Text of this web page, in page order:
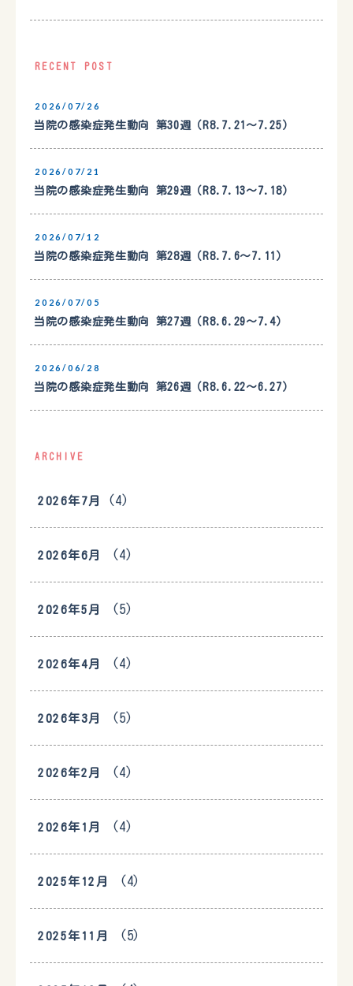
RECENT POST
2026/07/26
当院の感染症発生動向 第30週（R8.7.21〜7.25）
2026/07/21
当院の感染症発生動向 第29週（R8.7.13〜7.18）
2026/07/12
当院の感染症発生動向 第28週（R8.7.6〜7.11）
2026/07/05
当院の感染症発生動向 第27週（R8.6.29〜7.4）
2026/06/28
当院の感染症発生動向 第26週（R8.6.22〜6.27）
ARCHIVE
2026年7月 (4)
2026年6月 (4)
2026年5月 (5)
2026年4月 (4)
2026年3月 (5)
2026年2月 (4)
2026年1月 (4)
2025年12月 (4)
2025年11月 (5)